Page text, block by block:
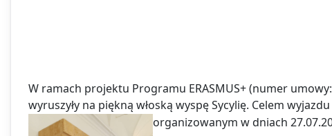
W ramach projektu Programu ERASMUS+ (numer umowy:
wyruszyły na piękną włoską wyspę Sycylię. Celem
organizowanym w dniach